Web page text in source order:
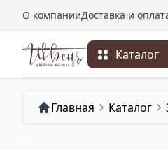
О компанииДоставка и
Каталог
Главная Каталог